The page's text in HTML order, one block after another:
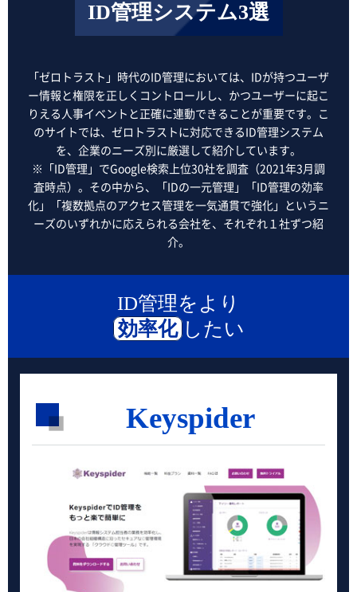
ID管理システム3選
「ゼロトラスト」時代のID管理においては、IDが持つユーザ
ー情報と権限を正しくコントロールし、かつユーザーに起こ
りえる人事イベントと正確に連動できることが重要です。こ
のサイトでは、ゼロトラストに対応できるID管理システム
を、企業のニーズ別に厳選して紹介しています。
※「ID管理」でGoogle検索上位30社を調査（2021年3月調
査時点）。その中から、「IDの一元管理」「ID管理の効率
化」「複数拠点のアクセス管理を一気通貫で強化」というニ
ーズのいずれかに応えられる会社を、それぞれ１社ずつ紹
介。
ID管理をより
効率化 したい
Keyspider